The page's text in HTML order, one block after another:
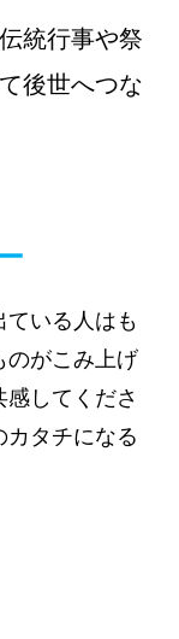
伝統行事や祭
後世へつな
いる人はも
のがこみ上げ
してくださ
カタチになる